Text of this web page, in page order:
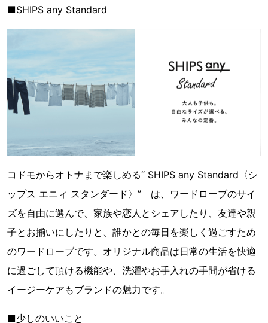
■SHIPS any Standard
コドモからオトナまで楽しめる“ SHIPS any Standard〈シ
ップス エニィ スタンダード〉” は、ワードローブのサイ
ズを自由に選んで、家族や恋人とシェアしたり、友達や親
子とお揃いにしたりと、誰かとの毎日を楽しく過ごすため
のワードローブです。オリジナル商品は日常の生活を快適
に過ごして頂ける機能や、洗濯やお手入れの手間が省ける
イージーケアもブランドの魅力です。
■少しのいいこと